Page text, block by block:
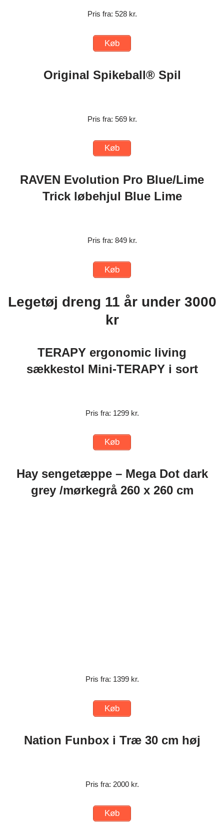
Pris fra: 528 kr.
Køb
Original Spikeball® Spil
Pris fra: 569 kr.
Køb
RAVEN Evolution Pro Blue/Lime
Trick løbehjul Blue Lime
Pris fra: 849 kr.
Køb
Legetøj dreng 11 år under 3000
kr
TERAPY ergonomic living
sækkestol Mini-TERAPY i sort
Pris fra: 1299 kr.
Køb
Hay sengetæppe – Mega Dot dark
grey /mørkegrå 260 x 260 cm
Pris fra: 1399 kr.
Køb
Nation Funbox i Træ 30 cm høj
Pris fra: 2000 kr.
Køb